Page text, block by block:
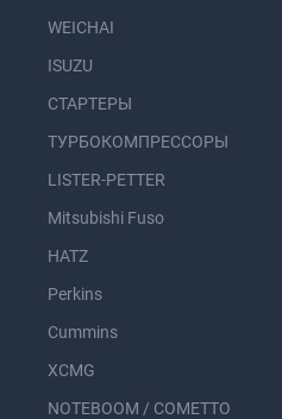
WEICHAI
ISUZU
СТАРТЕРЫ
ТУРБОКОМПРЕССОРЫ
LISTER-PETTER
Mitsubishi Fuso
HATZ
Perkins
Cummins
XCMG
NOTEBOOM / COMETTO